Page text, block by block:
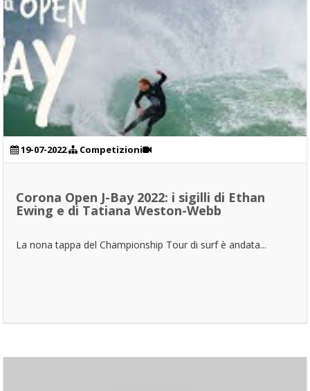
19-07-2022 Competizioni
Corona Open J-Bay 2022: i sigilli di Ethan
Ewing e di Tatiana Weston-Webb
La nona tappa del Championship Tour di surf è andata...